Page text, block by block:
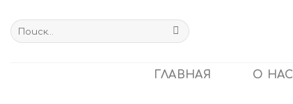
content
Искать:
ГЛАВНАЯ О НАС